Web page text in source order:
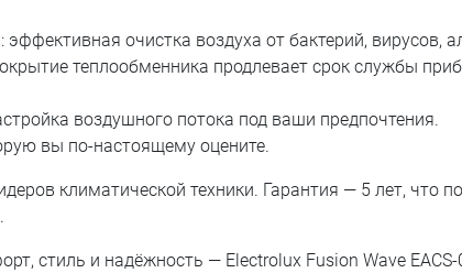
очистка воздуха от бактерий, вирусов,
теплообменника продлевает срок службы
воздушного потока под ваши предпочтения.
вы по-настоящему оцените.
климатической техники. Гарантия — 5 лет, что
стиль и надёжность — Electrolux Fusion Wave